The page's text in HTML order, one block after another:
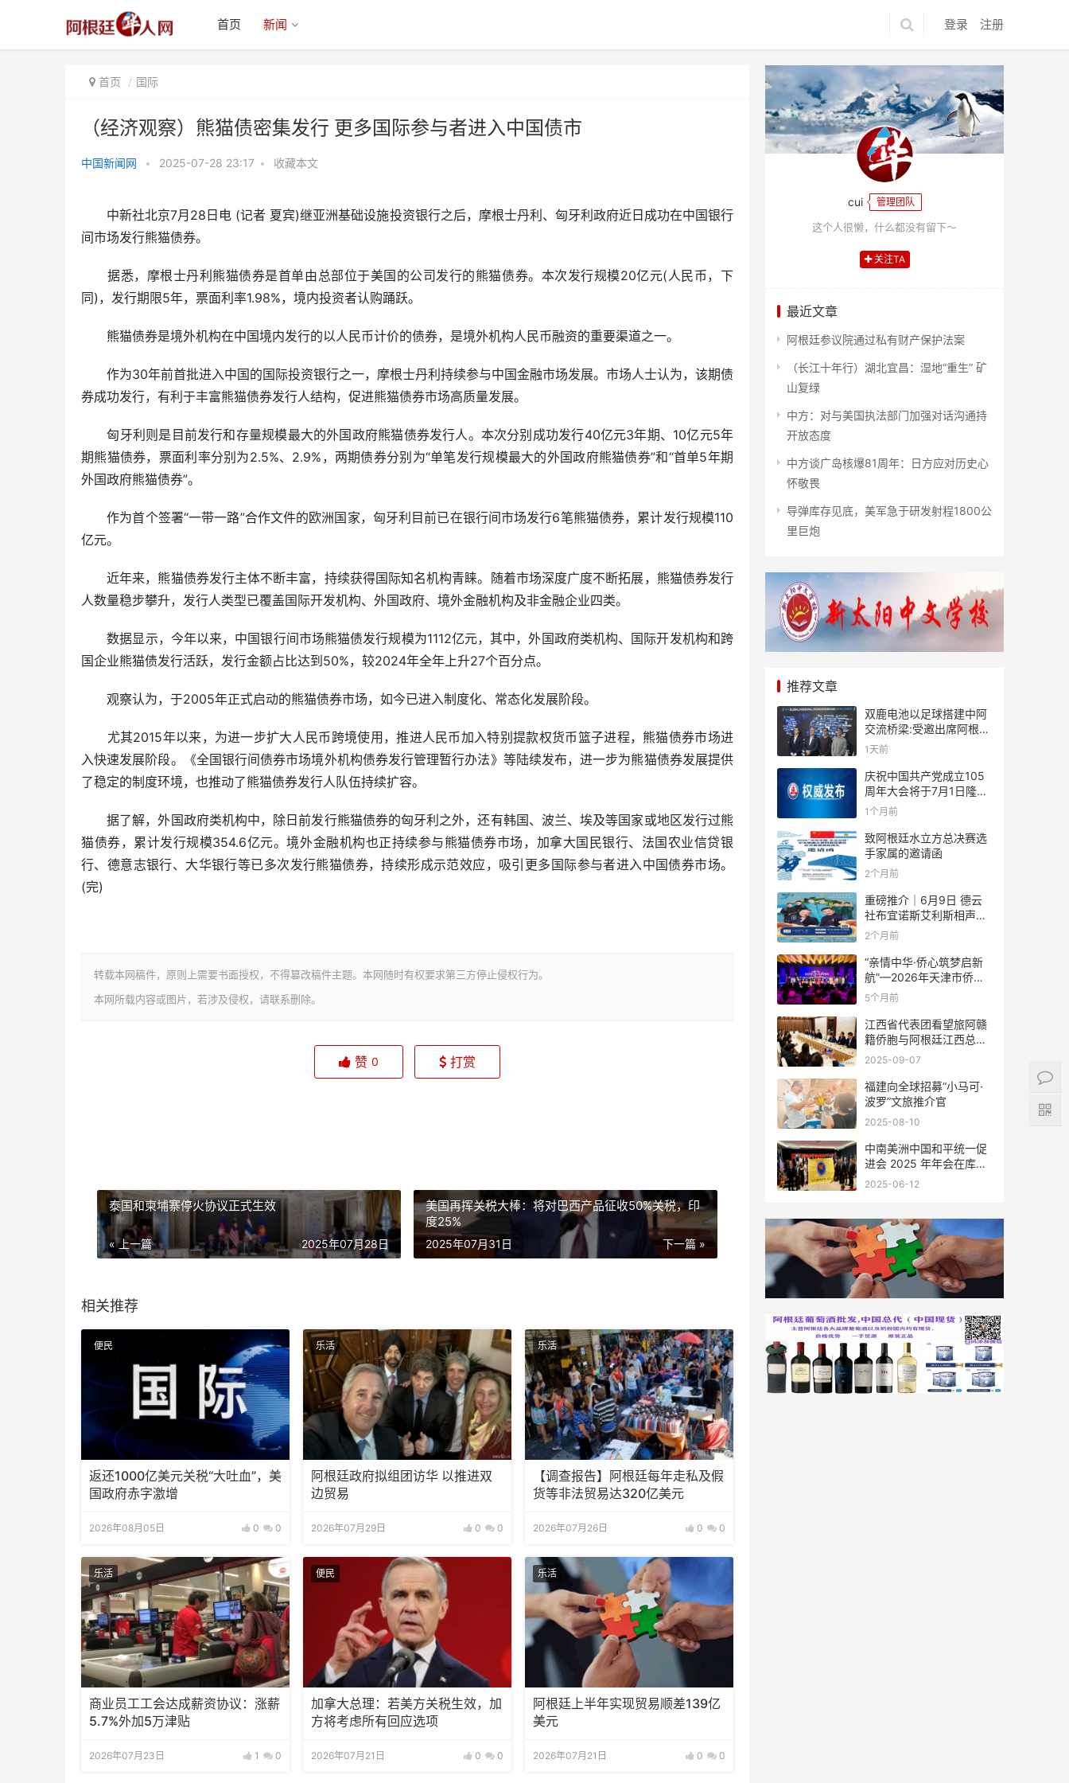
登录 注册
首页 新闻
首页 国际
（经济观察）熊猫债密集发行 更多国际参与者进入中国债市
中国新闻网 • 2025-07-28 23:17 • 收藏本文
中新社北京7月28日电 (记者 夏宾)继亚洲基础设施投资银行之后，摩根士丹利、匈牙利政府近日成功在中国银行
间市场发行熊猫债券。
据悉，摩根士丹利熊猫债券是首单由总部位于美国的公司发行的熊猫债券。本次发行规模20亿元(人民币，下
同)，发行期限5年，票面利率1.98%，境内投资者认购踊跃。
熊猫债券是境外机构在中国境内发行的以人民币计价的债券，是境外机构人民币融资的重要渠道之一。
作为30年前首批进入中国的国际投资银行之一，摩根士丹利持续参与中国金融市场发展。市场人士认为，该期债
券成功发行，有利于丰富熊猫债券发行人结构，促进熊猫债券市场高质量发展。
匈牙利则是目前发行和存量规模最大的外国政府熊猫债券发行人。本次分别成功发行40亿元3年期、10亿元5年
期熊猫债券，票面利率分别为2.5%、2.9%，两期债券分别为“单笔发行规模最大的外国政府熊猫债券”和“首单5年期
外国政府熊猫债券”。
作为首个签署“一带一路”合作文件的欧洲国家，匈牙利目前已在银行间市场发行6笔熊猫债券，累计发行规模110
亿元。
近年来，熊猫债券发行主体不断丰富，持续获得国际知名机构青睐。随着市场深度广度不断拓展，熊猫债券发行
人数量稳步攀升，发行人类型已覆盖国际开发机构、外国政府、境外金融机构及非金融企业四类。
数据显示，今年以来，中国银行间市场熊猫债发行规模为1112亿元，其中，外国政府类机构、国际开发机构和跨
国企业熊猫债发行活跃，发行金额占比达到50%，较2024年全年上升27个百分点。
观察认为，于2005年正式启动的熊猫债券市场，如今已进入制度化、常态化发展阶段。
尤其2015年以来，为进一步扩大人民币跨境使用，推进人民币加入特别提款权货币篮子进程，熊猫债券市场进
入快速发展阶段。《全国银行间债券市场境外机构债券发行管理暂行办法》等陆续发布，进一步为熊猫债券发展提供
了稳定的制度环境，也推动了熊猫债券发行人队伍持续扩容。
据了解，外国政府类机构中，除日前发行熊猫债券的匈牙利之外，还有韩国、波兰、埃及等国家或地区发行过熊
猫债券，累计发行规模354.6亿元。境外金融机构也正持续参与熊猫债券市场，加拿大国民银行、法国农业信贷银
行、德意志银行、大华银行等已多次发行熊猫债券，持续形成示范效应，吸引更多国际参与者进入中国债券市场。
(完)
转载本网稿件，原则上需要书面授权，不得篡改稿件主题。本网随时有权要求第三方停止侵权行为。
本网所载内容或图片，若涉及侵权，请联系删除。
多国际参与者进入中国债
赞 0 打赏
泰国和柬埔寨停火协议正式生效
« 上一篇 2025年07月28日
美国再挥关税大棒：将对巴西产品征收50%关税，印
度25%
下一篇 »
2025年07月31日
相关推荐
便民
返还1000亿美元关税“大吐血”，美
国政府赤字激增
2026年08月05日 0 0
乐活
阿根廷政府拟组团访华 以推进双
边贸易
2026年07月29日 0 0
乐活
【调查报告】阿根廷每年走私及假
货等非法贸易达320亿美元
2026年07月26日 0 0
乐活
商业员工工会达成薪资协议：涨薪
5.7%外加5万津贴
2026年07月23日 1 0
便民
加拿大总理：若美方关税生效，加
方将考虑所有回应选项
2026年07月21日 0 0
乐活
阿根廷上半年实现贸易顺差139亿
美元
2026年07月21日 0 0
cui 管理团队
这个人很懒，什么都没有留下～
关注TA
最近文章
阿根廷参议院通过私有财产保护法案
（长江十年行）湖北宜昌：湿地“重生” 矿
山复绿
中方：对与美国执法部门加强对话沟通持
开放态度
中方谈广岛核爆81周年：日方应对历史心
怀敬畏
导弹库存见底，美军急于研发射程1800公
里巨炮
推荐文章
双鹿电池以足球搭建中阿
交流桥梁:受邀出席阿根廷
足协赞助商招待会！
1天前
庆祝中国共产党成立105
周年大会将于7月1日隆重
举行
1个月前
致阿根廷水立方总决赛选
手家属的邀请函
2个月前
重磅推介｜6月9日 德云
社布宜诺斯艾利斯相声专
场！国风曲艺邂逅南美风
结！
2个月前
“亲情中华·侨心筑梦启新
航”—2026年天津市侨界
新春联谊活动成功举办
5个月前
江西省代表团看望旅阿赣
籍侨胞与阿根廷江西总商
会座谈
2025-09-07
福建向全球招募“小马可·
波罗”文旅推介官
2025-08-10
中南美洲中国和平统一促
进会 2025 年年会在库拉
索圆满举行，共绘反“独”
2025-06-12